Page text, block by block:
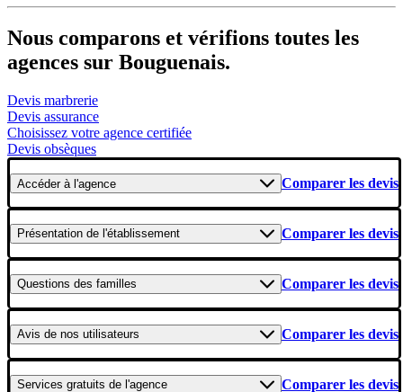
Nous comparons et vérifions toutes les
agences sur Bouguenais.
Devis marbrerie
Devis assurance
Choisissez votre agence certifiée
Devis obsèques
Accéderà l'agence Comparer les devis
Présentation de l'établissement Comparer les devis
Questions des familles Comparer les devis
Avis de nos utilisateurs Comparer les devis
Services gratuits de l'agence Comparer les devis